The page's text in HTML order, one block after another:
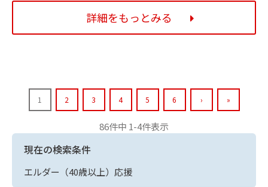
詳細をもっとみる
1 2 3 4 5 6 › »
86件中 1-4件表示
現在の検索条件
エルダー（40歳以上）応援